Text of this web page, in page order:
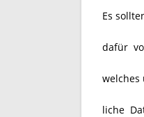
Es
dafür
liche